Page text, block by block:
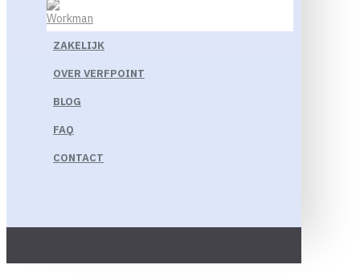
ZAKELIJK
OVER VERFPOINT
BLOG
FAQ
CONTACT